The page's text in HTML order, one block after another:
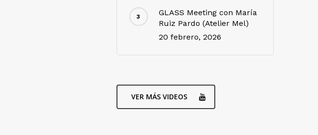
GLASS Meeting con María
Ruiz Pardo (Atelier Mel)
20 febrero, 2026
VER MÁS VIDEOS